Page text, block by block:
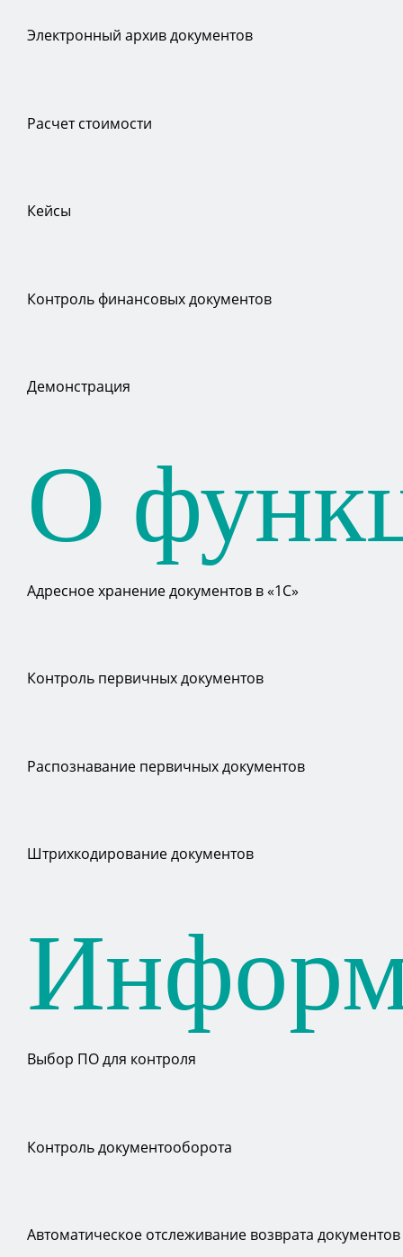
Электронный архив документов
Расчет стоимости
Кейсы
Контроль финансовых документов
Демонстрация
О
Адресное хранение документов в «1С»
Контроль первичных документов
Распознавание первичных документов
Штрихкодирование документов
Выбор ПО для контроля
Контроль документооборота
Автоматическое отслеживание возврата документов